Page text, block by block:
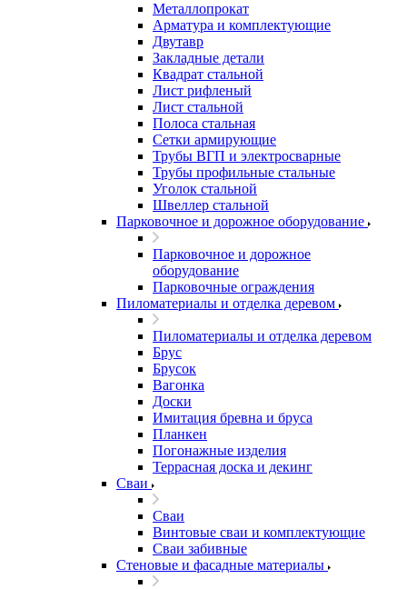
Металлопрокат
Арматура и комплектующие
Двутавр
Закладные детали
Квадрат стальной
Лист рифленый
Лист стальной
Полоса стальная
Сетки армирующие
Трубы ВГП и электросварные
Трубы профильные стальные
Уголок стальной
Швеллер стальной
Парковочное и дорожное оборудование
Парковочное и дорожное
оборудование
Парковочные ограждения
Пиломатериалы и отделка деревом
Пиломатериалы и отделка деревом
Брус
Брусок
Вагонка
Доски
Имитация бревна и бруса
Планкен
Погонажные изделия
Террасная доска и декинг
Сваи
Сваи
Винтовые сваи и комплектующие
Сваи забивные
Стеновые и фасадные материалы